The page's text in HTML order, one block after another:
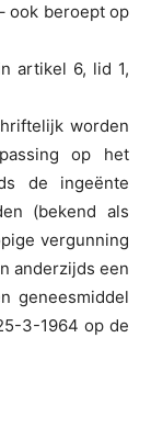
ook beroept op
artikel 6, lid 1,
worden
op het
de ingeënte
(bekend als
vergunning
anderzijds een
geneesmiddel
3-1964 op de